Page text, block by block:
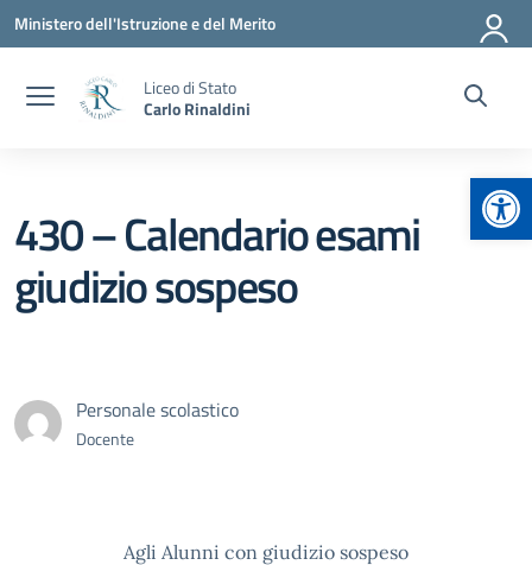
Vai ai contenuti
Vai al menu di navigazione
Vai al footer
Ministero dell'Istruzione e del Merito
Liceo di Stato
Carlo Rinaldini
430 – Calendario esami
giudizio sospeso
Personale scolastico
Docente
Agli Alunni con giudizio sospeso